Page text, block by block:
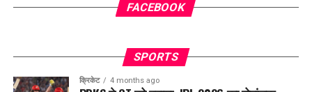
FACEBOOK
SPORTS
क्रिकेट 4 months ago